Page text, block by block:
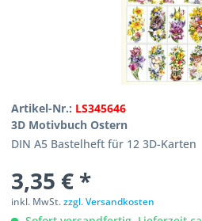
Artikel-Nr.: LS345646
3D Motivbuch Ostern
DIN A5 Bastelheft für 12 3D-Karten
3,35 € *
inkl. MwSt.zzgl. Versandkosten